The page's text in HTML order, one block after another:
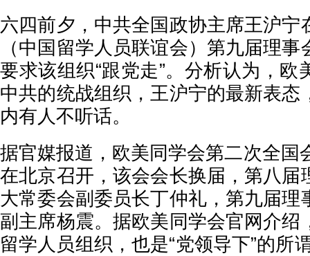
六四前夕，中共全国政协主席王沪宁
（中国留学人员联谊会）第九届理
要求该组织“跟党走”。分析认为，欧
中共的统战组织，王沪宁的最新表态
内有人不听话。
据官媒报道，欧美同学会第二次全国
在北京召开，该会会长换届，第八届
大常委会副委员长丁仲礼，第九届理
副主席杨震。据欧美同学会官网介绍
留学人员组织，也是“党领导下”的所